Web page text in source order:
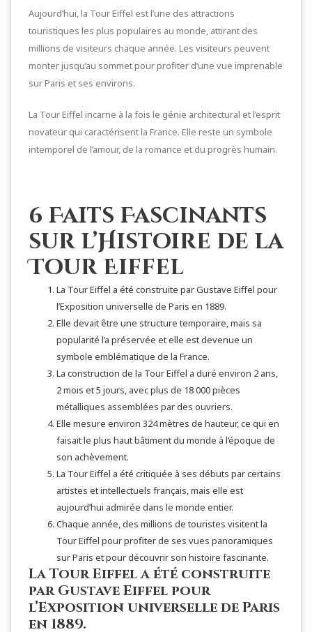
Aujourd’hui, la Tour Eiffel est l’une des attractions
touristiques les plus populaires au monde, attirant des
millions de visiteurs chaque année. Les visiteurs peuvent
monter jusqu’au sommet pour profiter d’une vue imprenable
sur Paris et ses environs.
La Tour Eiffel incarne à la fois le génie architectural et l’esprit
novateur qui caractérisent la France. Elle reste un symbole
intemporel de l’amour, de la romance et du progrès humain.
6 Faits Fascinants
sur l’Histoire de la
Tour Eiffel
La Tour Eiffel a été construite par Gustave Eiffel pour
l’Exposition universelle de Paris en 1889.
Elle devait être une structure temporaire, mais sa
popularité l’a préservée et elle est devenue un
symbole emblématique de la France.
La construction de la Tour Eiffel a duré environ 2 ans,
2 mois et 5 jours, avec plus de 18 000 pièces
métalliques assemblées par des ouvriers.
Elle mesure environ 324 mètres de hauteur, ce qui en
faisait le plus haut bâtiment du monde à l’époque de
son achèvement.
La Tour Eiffel a été critiquée à ses débuts par certains
artistes et intellectuels français, mais elle est
aujourd’hui admirée dans le monde entier.
Chaque année, des millions de touristes visitent la
Tour Eiffel pour profiter de ses vues panoramiques
sur Paris et pour découvrir son histoire fascinante.
La Tour Eiffel a été construite
par Gustave Eiffel pour
l’Exposition universelle de Paris
en 1889.